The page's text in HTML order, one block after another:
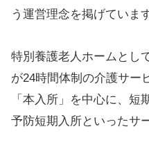
う運営理念を掲げています
特別養護老人ホームとし
が24時間体制の介護サー
「本入所」を中心に、短
予防短期入所といったサ